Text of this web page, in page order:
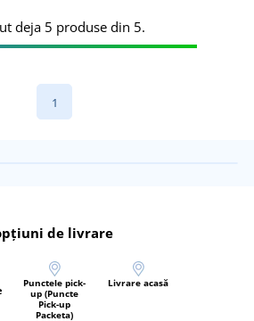
deja 5 produse din 5.
1
de livrare
Punctele pick-
up (Puncte
Pick-up
Packeta)
Livrare acasă